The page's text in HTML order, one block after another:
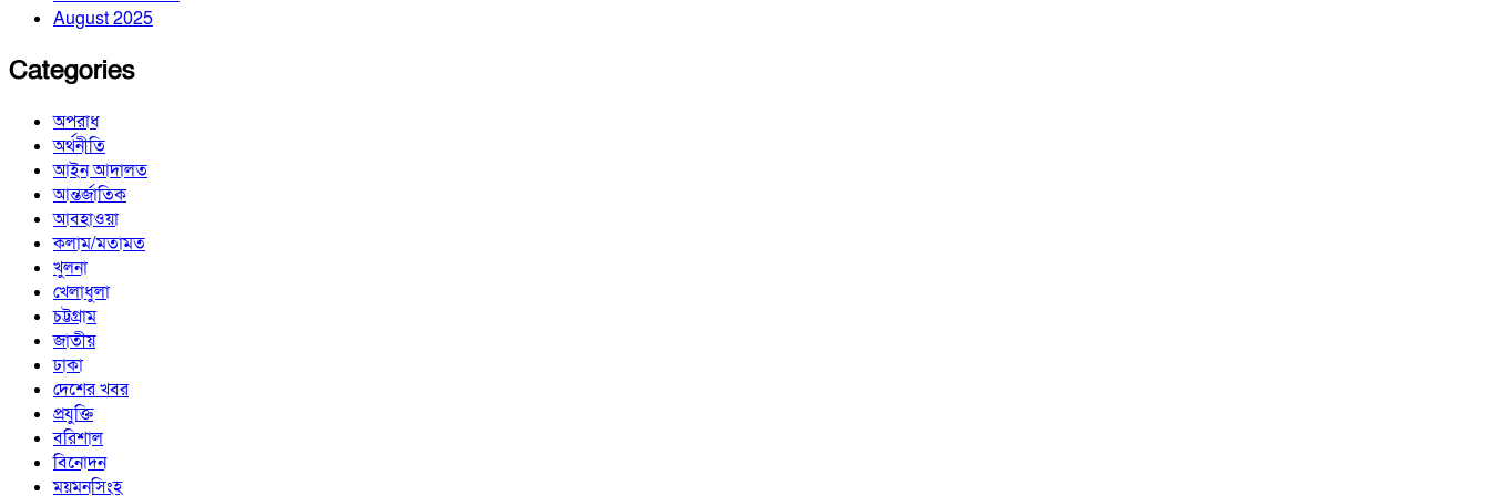
August 2025
Categories
অপরাধ
অর্থনীতি
আইন আদালত
আন্তর্জাতিক
আবহাওয়া
কলাম/মতামত
খুলনা
খেলাধুলা
চট্টগ্রাম
জাতীয়
ঢাকা
দেশের খবর
প্রযুক্তি
বরিশাল
বিনোদন
ময়মনসিংহ